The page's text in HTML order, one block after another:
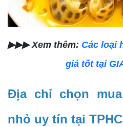
▶▶▶ Xem thêm: Các loại
giá tốt tại
Địa chỉ chọn
nhỏ uy tín tại